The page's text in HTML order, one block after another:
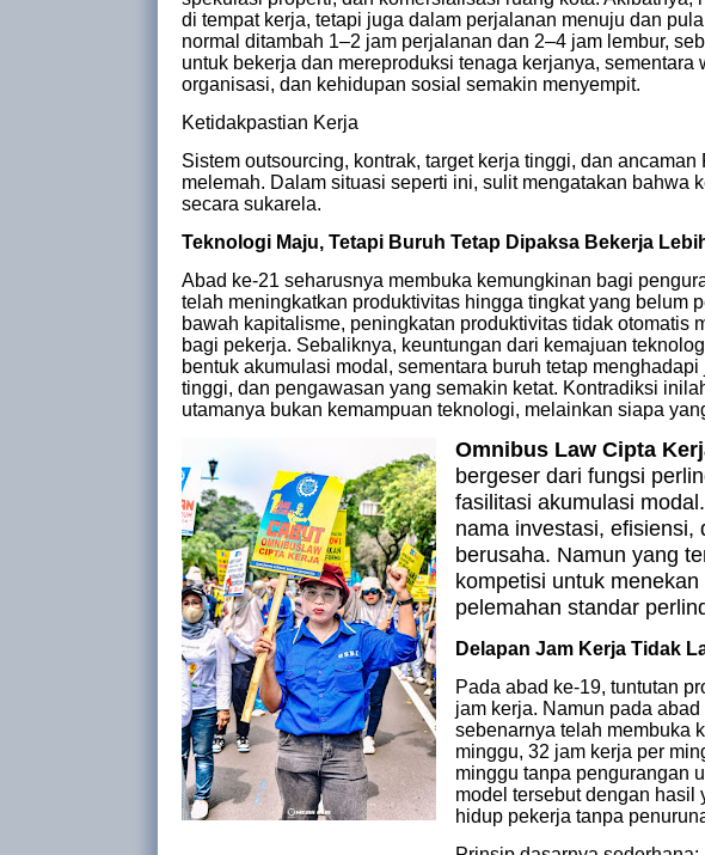
di tempat kerja, tetapi juga dalam perjalanan menuju dan
normal ditambah 1–2 jam perjalanan dan 2–4 jam lembur,
untuk bekerja dan mereproduksi tenaga kerjanya, sementara
organisasi, dan kehidupan sosial semakin menyempit.
Ketidakpastian Kerja
Sistem outsourcing, kontrak, target kerja tinggi, dan
melemah. Dalam situasi seperti ini, sulit mengatakan bahwa
secara sukarela.
Teknologi Maju, Tetapi Buruh Tetap Dipaksa Bekerja
Abad ke-21 seharusnya membuka kemungkinan bagi
telah meningkatkan produktivitas hingga tingkat yang belum
bawah kapitalisme, peningkatan produktivitas tidak otomatis
bagi pekerja. Sebaliknya, keuntungan dari kemajuan
bentuk akumulasi modal, sementara buruh tetap
tinggi, dan pengawasan yang semakin ketat. Kontradiksi
utamanya bukan kemampuan teknologi, melainkan siapa
Omnibus Law Cipta
bergeser dari fungsi
fasilitasi akumulasi
nama investasi, efisiensi,
berusaha. Namun yang
kompetisi untuk
pelemahan standar
Delapan Jam Kerja Tidak
Pada abad ke-19, tuntutan
jam kerja. Namun pada
sebenarnya telah membuka
minggu, 32 jam kerja per
minggu tanpa pengurangan
model tersebut dengan
hidup pekerja tanpa